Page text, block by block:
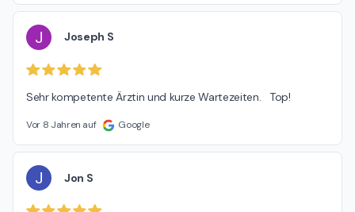
J Joseph S
Sehr kompetente Ärztin und kurze Wartezeiten.   Top!
Vor 8 Jahren auf Google
J Jon S